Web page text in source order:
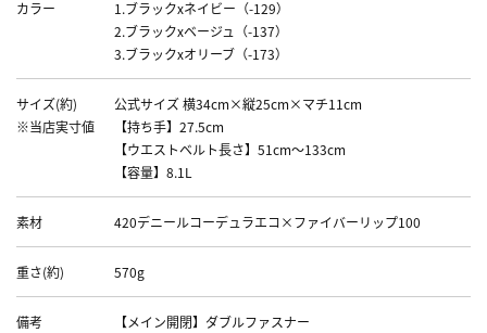
カラー
1.ブラックxネイビー（-129）
2.ブラックxベージュ（-137）
3.ブラックxオリーブ（-173）
サイズ(約)
※当店実寸値
公式サイズ 横34cm×縦25cm×マチ11cm
【持ち手】27.5cm
【ウエストベルト長さ】51cm～133cm
【容量】8.1L
素材 420デニールコーデュラエコ×ファイバーリップ100
重さ(約) 570g
備考
【メイン開閉】ダブルファスナー